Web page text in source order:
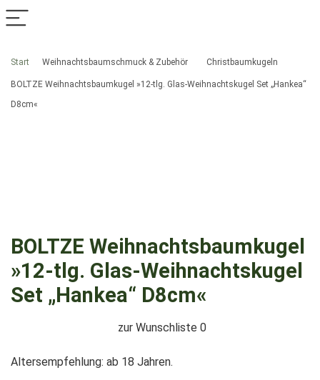
Start Weihnachtsbaumschmuck & Zubehör Christbaumkugeln
BOLTZE Weihnachtsbaumkugel »12-tlg. Glas-Weihnachtskugel Set „Hankea“
D8cm«
BOLTZE Weihnachtsbaumkugel
»12-tlg. Glas-Weihnachtskugel
Set „Hankea“ D8cm«
zur Wunschliste 0
Altersempfehlung: ab 18 Jahren.